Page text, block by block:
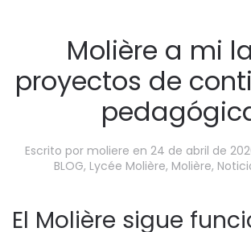
Molière a mi
proyectos de
Escrito por moliere en 24 de abril de
BLOG, Lycée Molière, Molière,
El Molière sigue